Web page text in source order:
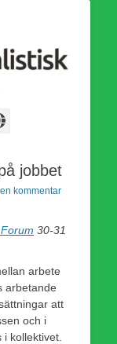
och en viktig
framtid!
Webbplats
jobbet
kommentar
30-31
arbete
arbetande
att
och i
kollektivet.